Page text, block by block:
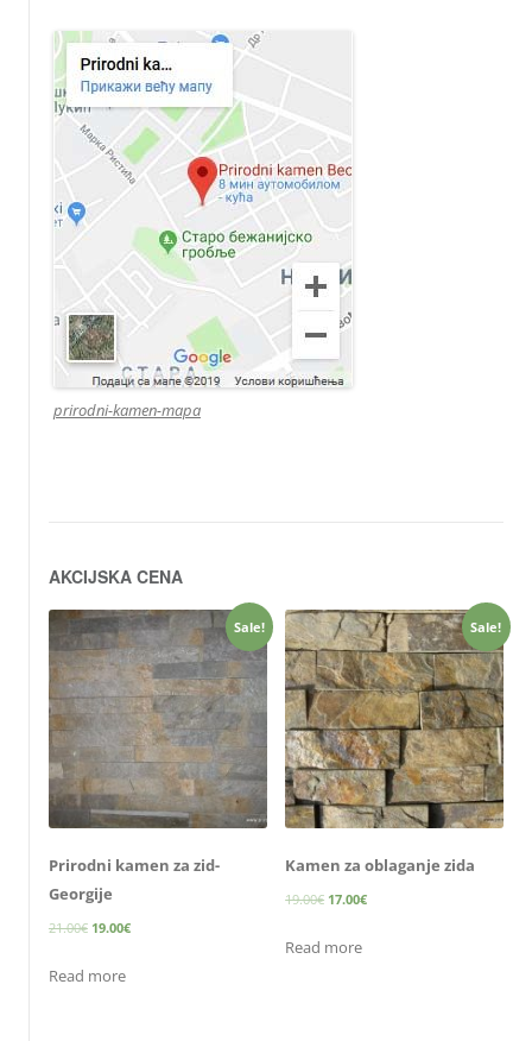
prirodni-kamen-mapa
AKCIJSKA CENA
Sale!
Prirodni kamen za zid-
Georgije
21.00€ 19.00€
Read more
Sale!
Kamen za oblaganje zida
19.00€ 17.00€
Read more